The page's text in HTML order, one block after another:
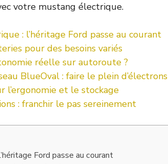
votre mustang électrique.
: l’héritage Ford passe au courant
pour des besoins variés
réelle sur autoroute ?
BlueOval : faire le plein d’électrons
l’ergonomie et le stockage
: franchir le pas sereinement
Ford passe au courant